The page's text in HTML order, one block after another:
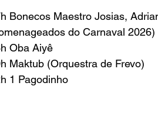
Bonecos Maestro Josias,
do Carnaval 2026)
Oba Aiyê
Maktub (Orquestra de Frevo)
1 Pagodinho